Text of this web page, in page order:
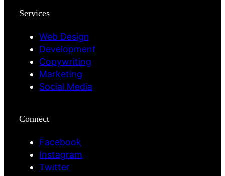
Services
Web Design
Development
Copywriting
Marketing
Social Media
Connect
Facebook
Instagram
Twitter